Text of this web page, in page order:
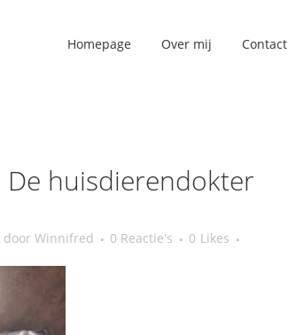
Homepage Over mij Contact
De huisdierendokter
door Winnifred 0 Reactie's 0 Likes